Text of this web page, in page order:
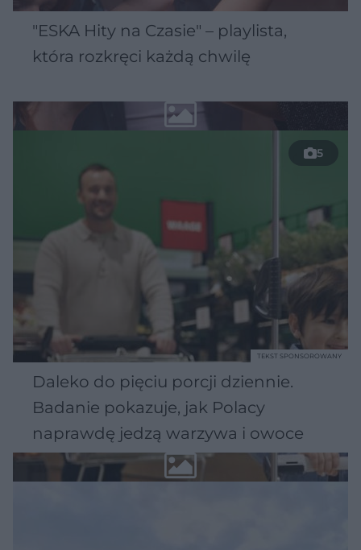
"ESKA Hity na Czasie" – playlista,
która rozkręci każdą chwilę
5
Daleko do pięciu porcji dziennie.
Badanie pokazuje, jak Polacy
naprawdę jedzą warzywa i owoce
TEKST SPONSOROWANY